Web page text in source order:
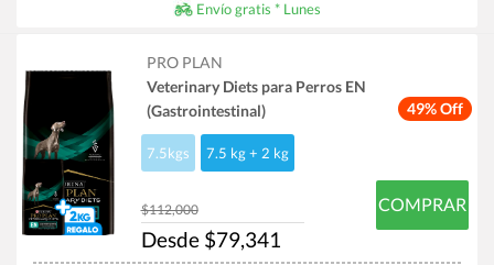
Envío gratis * Lunes
49% Off
PRO PLAN
Veterinary Diets para Perros EN
(Gastrointestinal)
7.5kgs 7.5 kg + 2 kg
$112,000
Desde $79,341
COMPRAR